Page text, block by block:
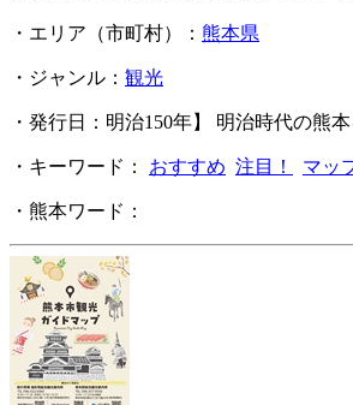
・エリア（市町村）： 熊本県
・ジャンル： 観光
・発行日：明治150年】 明治時代の熊
・キーワード： おすすめ 注目！ マッ
・熊本ワード：